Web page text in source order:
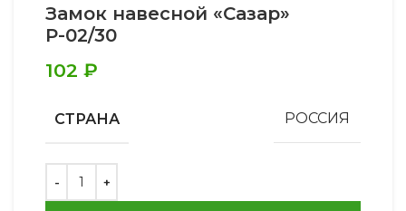
Замок навесной «Сазар»
Р-02/30
102 ₽
СТРАНА РОССИЯ